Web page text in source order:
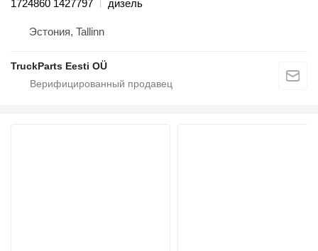
1724860 1427797
дизель
Эстония, Tallinn
TruckParts Eesti OÜ